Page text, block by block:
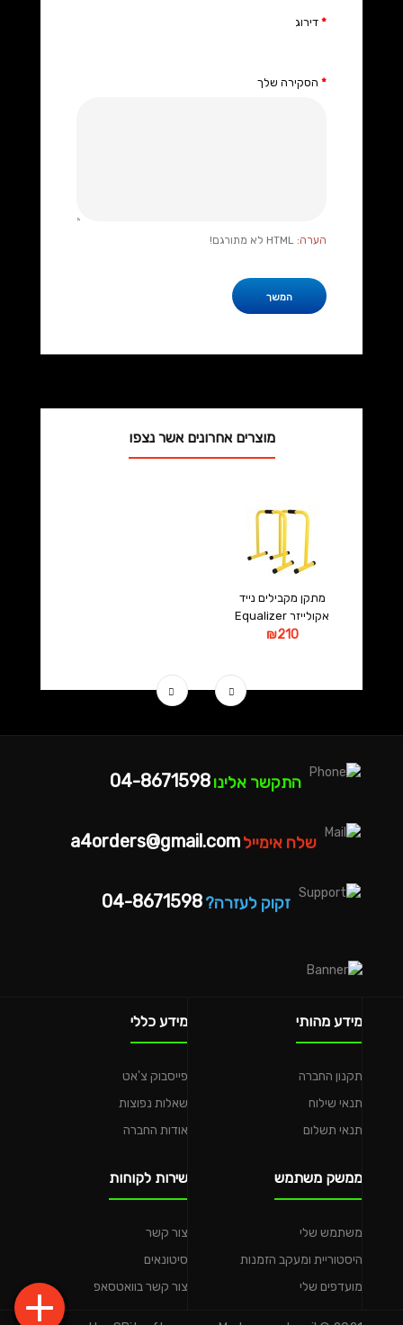
דירוג
הסקירה שלך
הערה:
המשך
מוצרים אחרונים אשר נצפו
מתקן מקבילים נייד
אקולייזר Equalizer
₪210
התקשר אלינו04-8671598
שלח אימיילa4orders@gmail.com
זקוק לעזרה?04-8671598
מידע כללי
פייסבוק צ'אט
שאלות נפוצות
אודות החברה
מידע מהותי
תקנון החברה
תנאי שילוח
תנאי תשלום
שירות לקוחות
צור קשר
סיטונאים
צור קשר בוואטסאפ
ממשק משתמש
משתמש שלי
היסטוריית ומעקב הזמנות
מועדפים שלי